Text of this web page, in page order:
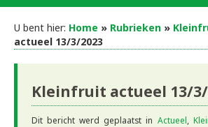
U bent hier: Home » Rubrieken »
actueel 13/3/2023
Kleinfruit actueel 13/3/
Dit bericht werd geplaatst in Actueel,